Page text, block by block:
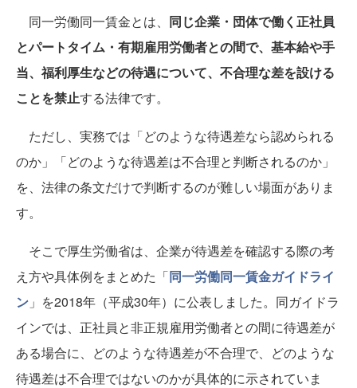
同一労働同一賃金とは、 同じ企業・団体で働く正社員
とパートタイム・有期雇用労働者との間で、基本給や手
当、福利厚生などの待遇について、不合理な差を設ける
ことを禁止する法律です。
ただし、実務では「どのような待遇差なら認められる
のか」「どのような待遇差は不合理と判断されるのか」
を、法律の条文だけで判断するのが難しい場面がありま
す。
そこで厚生労働省は、企業が待遇差を確認する際の考
え方や具体例をまとめた「同一労働同一賃金ガイドライ
ン 」を2018年（平成30年）に公表しました。同ガイドラ
インでは、正社員と非正規雇用労働者との間に待遇差が
ある場合に、どのような待遇差が不合理で、どのような
待遇差は不合理ではないのかが具体的に示されていま